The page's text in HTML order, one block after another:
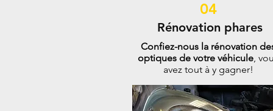
Confiez-nous la rénovation
optiques de votre véhicule,
avez tout à y gagner!
Rénovation phares
04